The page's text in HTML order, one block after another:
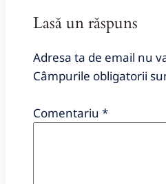
Lasă un răspuns
Adresa ta de email nu
Câmpurile obligatorii
Comentariu *